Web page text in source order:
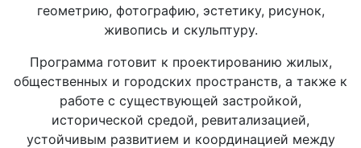
геометрию, фотографию, эстетику, рисунок,
живопись и скульптуру.
Программа готовит к проектированию жилых,
общественных и городских пространств, а также к
работе с существующей застройкой,
исторической средой, ревитализацией,
устойчивым развитием и координацией между